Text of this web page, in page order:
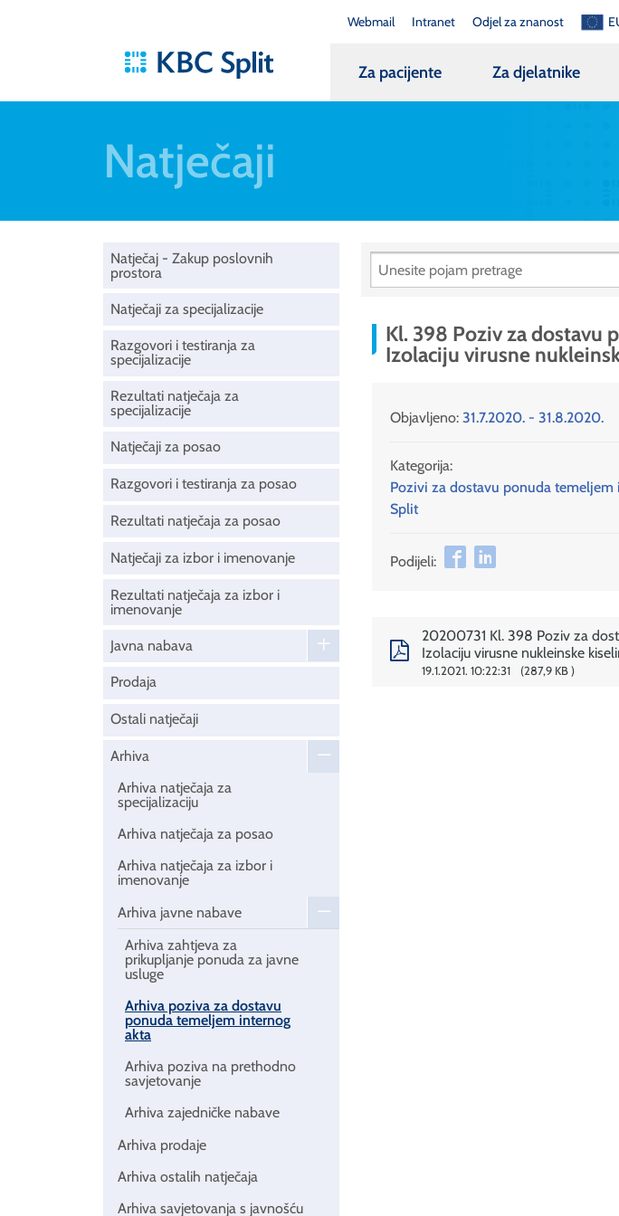
Webmail Intranet Odjel za znanost
Za pacijente Za djelatnike
Natječaji
Natječaj - Zakup poslovnih
prostora
Natječaji za specijalizacije
Razgovori i testiranja za
specijalizacije
Rezultati natječaja za
specijalizacije
Natječaji za posao
Razgovori i testiranja za posao
Rezultati natječaja za posao
Natječaji za izbor i imenovanje
Rezultati natječaja za izbor i
imenovanje
Javna nabava
Prodaja
Ostali natječaji
Arhiva
Arhiva natječaja za
specijalizaciju
Arhiva natječaja za posao
Arhiva natječaja za izbor i
imenovanje
Arhiva javne nabave
Arhiva zahtjeva za
prikupljanje ponuda za javne
usluge
Arhiva poziva za dostavu
ponuda temeljem internog
akta
Arhiva poziva na prethodno
savjetovanje
Arhiva zajedničke nabave
Arhiva prodaje
Arhiva ostalih natječaja
Arhiva savjetovanja s javnošću
Kl. 398 Poziv za dostavu
Izolaciju virusne
Objavljeno: 31.7.2020. - 31.8.2020.
Kategorija:
Pozivi za dostavu ponuda temeljem
Split
Podijeli:
20200731 Kl. 398 Poziv za
Izolaciju virusne nukleinske
19.1.2021. 10:22:31 287,9 KB